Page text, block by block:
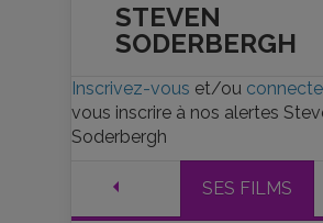
STEVEN
SODERBERGH
Inscrivez-vous et/ou
vous inscrire à nos alertes
Soderbergh
SES FILMS